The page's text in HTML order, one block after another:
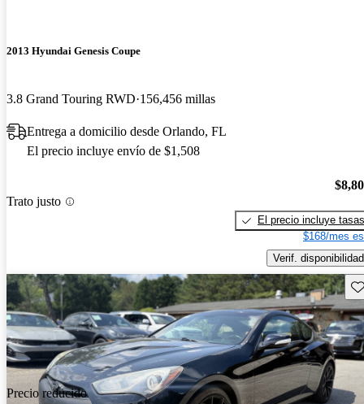
2013 Hyundai Genesis Coupe
3.8 Grand Touring RWD 156,456 millas
Entrega a domicilio desde Orlando, FL
El precio incluye envío de $1,508
Trato justo
El precio incluye tasas
$168/mes
Verif. disponibilidad
Precio reducido